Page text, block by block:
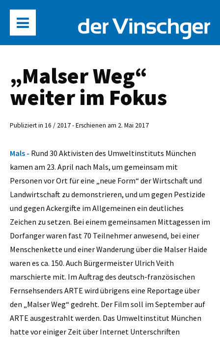
„Malser Weg“
weiter im Fokus
Publiziert in 16 / 2017 - Erschienen am 2. Mai 2017
Mals - Rund 30 Aktivisten des Umweltinstituts München
kamen am 23. April nach Mals, um gemeinsam mit
Personen vor Ort für eine „neue Form“ der Wirtschaft und
Landwirtschaft zu demonstrieren, und um gegen Pestizide
und gegen Ackergifte im Allgemeinen ein deutliches
Zeichen zu setzen. Bei einem gemeinsamen Mittagessen im
Dorfanger waren fast 70 Teilnehmer anwesend, bei einer
Menschenkette und einer Wanderung über die Malser Haide
waren es ca. 150. Auch Bürgermeister Ulrich Veith
marschierte mit. Im Auftrag des deutsch-französischen
Fernsehsenders ARTE wird übrigens eine Reportage über
den „Malser Weg“ gedreht. Der Film soll im September auf
ARTE ausgestrahlt werden. Das Umweltinstitut München
hatte vor einiger Zeit über Internet Unterschriften